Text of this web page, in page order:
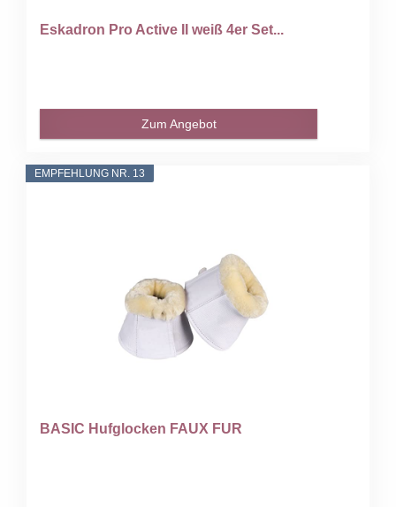
Eskadron Pro Active II weiß 4er Set...
Zum Angebot
EMPFEHLUNG NR. 13
BASIC Hufglocken FAUX FUR